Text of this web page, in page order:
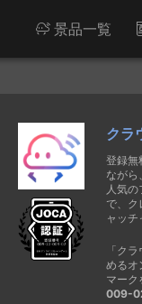
景品一覧
クラ
登録無
ながら
人気
で、ク
ャッチ
「ク
めるオ
マーク
009-